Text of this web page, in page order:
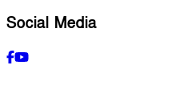
Social Media